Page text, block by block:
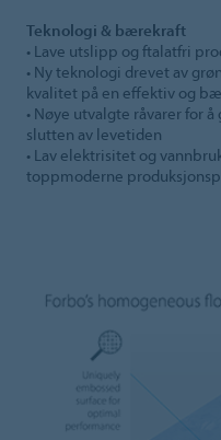
Teknologi & bærekraft
• Lave utslipp og ftalatfri
• Ny teknologi drevet av
kvalitet på en effektiv og
• Nøye utvalgte råvarer for
slutten av levetiden
• Lav elektrisitet og
toppmoderne